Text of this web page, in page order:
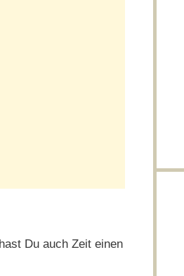
Du auch Zeit einen